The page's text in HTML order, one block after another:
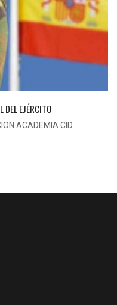
DEL EJÉRCITO
ACADEMIA CID